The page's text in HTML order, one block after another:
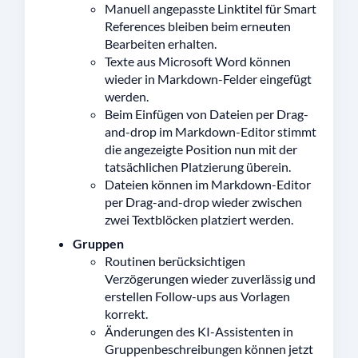
Manuell angepasste Linktitel für Smart
References bleiben beim erneuten
Bearbeiten erhalten.
Texte aus Microsoft Word können
wieder in Markdown-Felder eingefügt
werden.
Beim Einfügen von Dateien per Drag-
and-drop im Markdown-Editor stimmt
die angezeigte Position nun mit der
tatsächlichen Platzierung überein.
Dateien können im Markdown-Editor
per Drag-and-drop wieder zwischen
zwei Textblöcken platziert werden.
Gruppen
Routinen berücksichtigen
Verzögerungen wieder zuverlässig und
erstellen Follow-ups aus Vorlagen
korrekt.
Änderungen des KI-Assistenten in
Gruppenbeschreibungen können jetzt